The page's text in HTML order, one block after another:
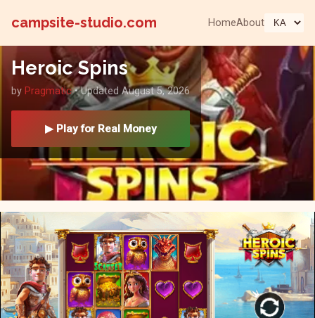
campsite-studio.com HomeAbout
Heroic Spins
by Pragmatic• Updated August 5, 2026
▶ Play for Real Money